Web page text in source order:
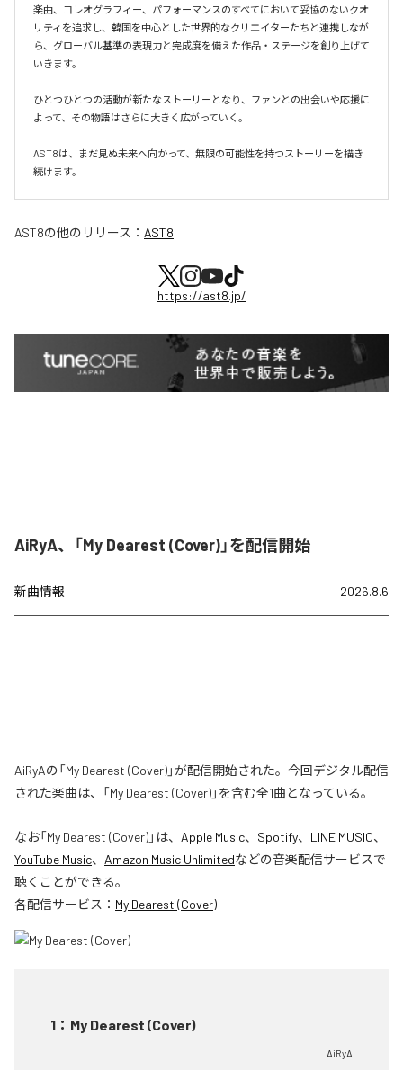
楽曲、コレオグラフィー、パフォーマンスのすべてにおいて妥協のないクオ
リティを追求し、韓国を中心とした世界的なクリエイターたちと連携しなが
ら、グローバル基準の表現力と完成度を備えた作品・ステージを創り上げて
いきます。
ひとつひとつの活動が新たなストーリーとなり、ファンとの出会いや応援に
よって、その物語はさらに大きく広がっていく。
AST8は、まだ見ぬ未来へ向かって、無限の可能性を持つストーリーを描き
続けます。
AST8の他のリリース： AST8
https://ast8.jp/
AiRyA、「My Dearest (Cover)」を配信開始
新曲情報 2026.8.6
AiRyAの「My Dearest (Cover)」が配信開始された。今回デジタル配信
された楽曲は、「My Dearest (Cover)」を含む全1曲となっている。
なお「My Dearest (Cover)」は、 Apple Music、 Spotify、 LINE MUSIC、
YouTube Music、 Amazon Music Unlimitedなどの音楽配信サービスで
聴くことができる。
各配信サービス： My Dearest (Cover)
1 ： My Dearest (Cover)
AiRyA